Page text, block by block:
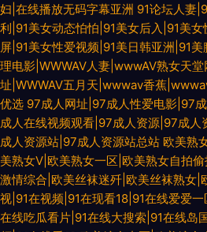
妇|在线播放无码字幕亚洲 91论坛人妻
利|91美女动态怕怕|91美女后入|91美
屏|91美女性爱视频|91美日韩亚洲|91美
理电影|WWWAV人妻|wwwAV熟女天
址|WWWAV五月天|wwwav香蕉
优选 97成人网址|97成人性爱电影|97
成人在线视频观看|97成人资源|97成
成人资源站|97成人资源站总站 欧美熟
美熟女V|欧美熟女一区|欧美熟女自拍
激情综合|欧美丝袜迷歼|欧美丝袜熟女|
视|91在视频|91在现看18|91在线爱爱
在线吃瓜看片|91在线大搜索|91在线岛